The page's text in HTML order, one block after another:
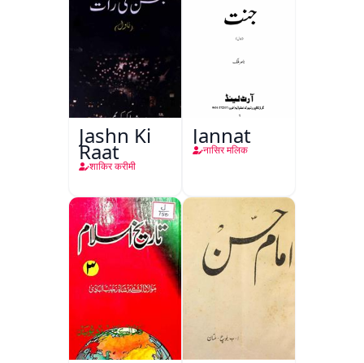
Jashn Ki
Raat
शाकिर करीमी
Jannat
नासिर मलिक